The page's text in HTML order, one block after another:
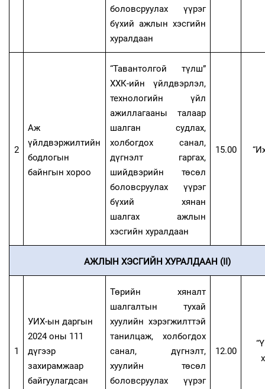
боловсруулах үүрэг
бүхий ажлын хэсгийн
хуралдаан
2
Аж
үйлдвэржилтийн
бодлогын
байнгын хороо
“Тавантолгой түлш”
ХХК-ийн үйлдвэрлэл,
технологийн үйл
ажиллагааны талаар
шалган судлах,
холбогдох санал,
дүгнэлт гаргах,
шийдвэрийн төсөл
боловсруулах үүрэг
бүхий хянан
шалгах ажлын
хэсгийн хуралдаан
15.00 “
АЖЛЫН ХЭСГИЙН ХУРАЛДААН (II)
1
УИХ-ын даргын
2024 оны 111
дүгээр
захирамжаар
байгуулагдсан
Төрийн хяналт
шалгалтын тухай
хуулийн хэрэгжилттэй
танилцаж, холбогдох
санал, дүгнэлт,
хуулийн төсөл
боловсруулах үүрэг
12.00